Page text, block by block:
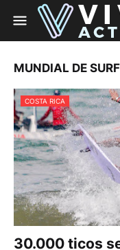
MUNDIAL DE SURF
COSTA RICA
30.000 ticos